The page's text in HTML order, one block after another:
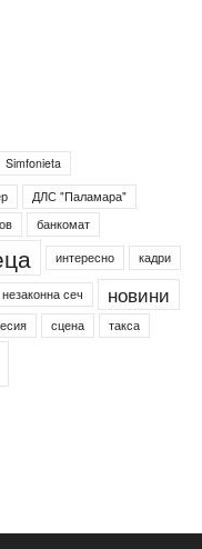
Simfonieta
ДЛС "Паламара"
банкомат
интересно кадри
незаконна сеч новини
сцена такса